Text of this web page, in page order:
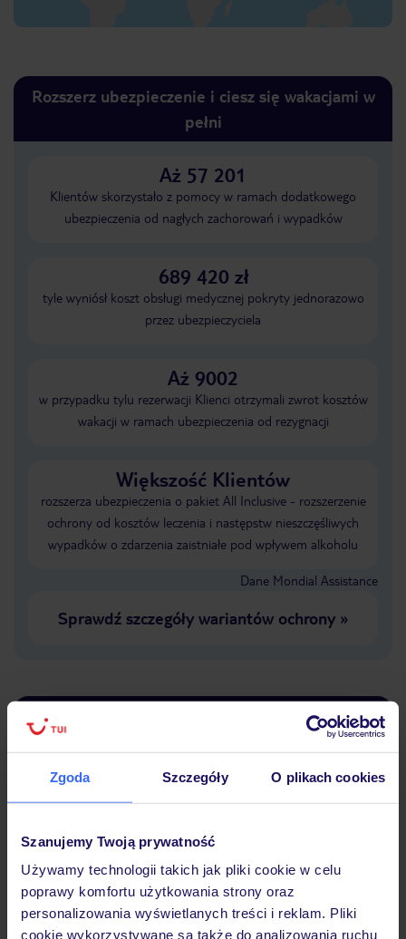
Zgoda Szczegóły O plikach cookies
Szanujemy Twoją prywatność
Używamy technologii takich jak pliki cookie w celu
poprawy komfortu użytkowania strony oraz
personalizowania wyświetlanych treści i reklam. Pliki
cookie wykorzystywane są także do analizowania ruchu
Rozszerz ubezpieczenie i ciesz się wakacjami w
pełni
Aż 57 201
Klientów skorzystało z pomocy w ramach dodatkowego
ubezpieczenia od nagłych zachorowań i wypadków
689 420 zł
tyle wyniósł koszt obsługi medycznej pokryty jednorazowo
przez ubezpieczyciela
Aż 9002
w przypadku tylu rezerwacji Klienci otrzymali zwrot kosztów
wakacji w ramach ubezpieczenia od rezygnacji
Większość Klientów
rozszerza ubezpieczenia o pakiet All Inclusive - rozszerzenie
ochrony od kosztów leczenia i następstw nieszczęśliwych
wypadków o zdarzenia zaistniałe pod wpływem alkoholu
Dane Mondial Assistance
Sprawdź szczegóły wariantów ochrony»
podróży w Polsce